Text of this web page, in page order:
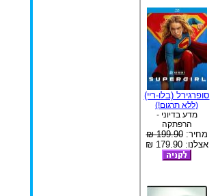
סופרגירל (בלו-ריי)
(ללא תרגום!)
מדע בדיוני -
הרפתקה
מחיר:199.90 ₪
אצלנו: 179.90 ₪